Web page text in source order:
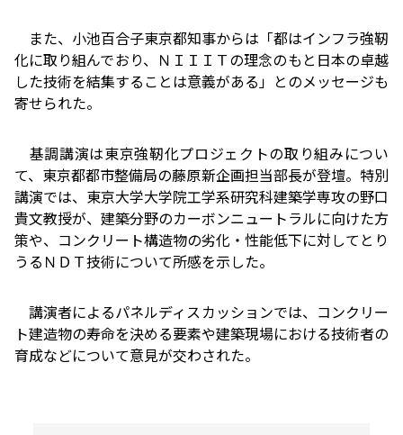
また、小池百合子東京都知事からは「都はインフラ強靭
化に取り組んでおり、ＮＩＩＩＴの理念のもと日本の卓越
した技術を結集することは意義がある」とのメッセージも
寄せられた。
基調講演は東京強靭化プロジェクトの取り組みについ
て、東京都都市整備局の藤原新企画担当部長が登壇。特別
講演では、東京大学大学院工学系研究科建築学専攻の野口
貴文教授が、建築分野のカーボンニュートラルに向けた方
策や、コンクリート構造物の劣化・性能低下に対してとり
うるＮＤＴ技術について所感を示した。
講演者によるパネルディスカッションでは、コンクリー
ト建造物の寿命を決める要素や建築現場における技術者の
育成などについて意見が交わされた。